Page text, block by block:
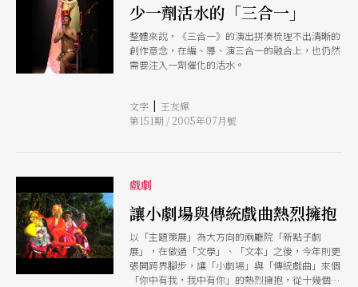
少一劑活水的「三合一」
整體來說，《三合一》的演出拼湊梳理不出清晰的
創作意念，在編、導、演三合一的融合上，也仍然
需要注入一劑催化的活水。
文字 | 王友輝
第151期 / 2005年07月號
戲劇
讓小劇場與傳統戲曲熱烈擁抱
以「主題策展」為大方向的兩廳院「新點子劇
展」，在做過「文學」、「文本」之後，今年則更
張開跨界腳步，讓「小劇場」與「傳統戲曲」來個
「你中有我，我中有你」的熱烈擁抱，從十幾個團